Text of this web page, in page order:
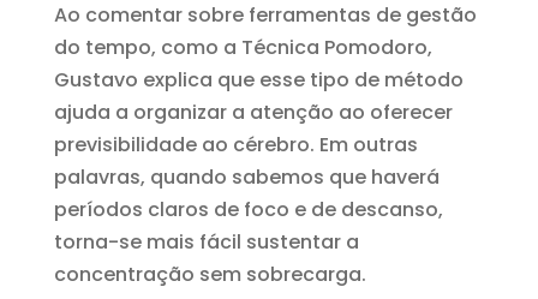
Ao comentar sobre ferramentas de gestão
do tempo, como a Técnica Pomodoro,
Gustavo explica que esse tipo de método
ajuda a organizar a atenção ao oferecer
previsibilidade ao cérebro. Em outras
palavras, quando sabemos que haverá
períodos claros de foco e de descanso,
torna-se mais fácil sustentar a
concentração sem sobrecarga.